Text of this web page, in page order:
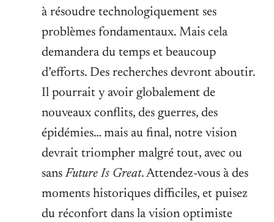
à résoudre technologiquement ses
problèmes fondamentaux. Mais cela
demandera du temps et beaucoup
d’efforts. Des recherches devront aboutir.
Il pourrait y avoir globalement de
nouveaux conflits, des guerres, des
épidémies… mais au final, notre vision
devrait triompher malgré tout, avec ou
sansFuture Is Great. Attendez-vous à des
moments historiques difficiles, et puisez
du réconfort dans la vision optimiste